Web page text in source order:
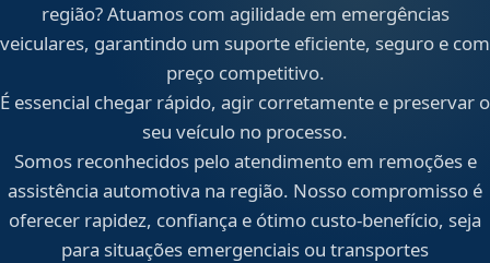
região? Atuamos com agilidade em emergências
veiculares, garantindo um suporte eficiente, seguro e com
preço competitivo.
É essencial chegar rápido, agir corretamente e preservar o
seu veículo no processo.
Somos reconhecidos pelo atendimento em remoções e
assistência automotiva na região. Nosso compromisso é
oferecer rapidez, confiança e ótimo custo-benefício, seja
para situações emergenciais ou transportes